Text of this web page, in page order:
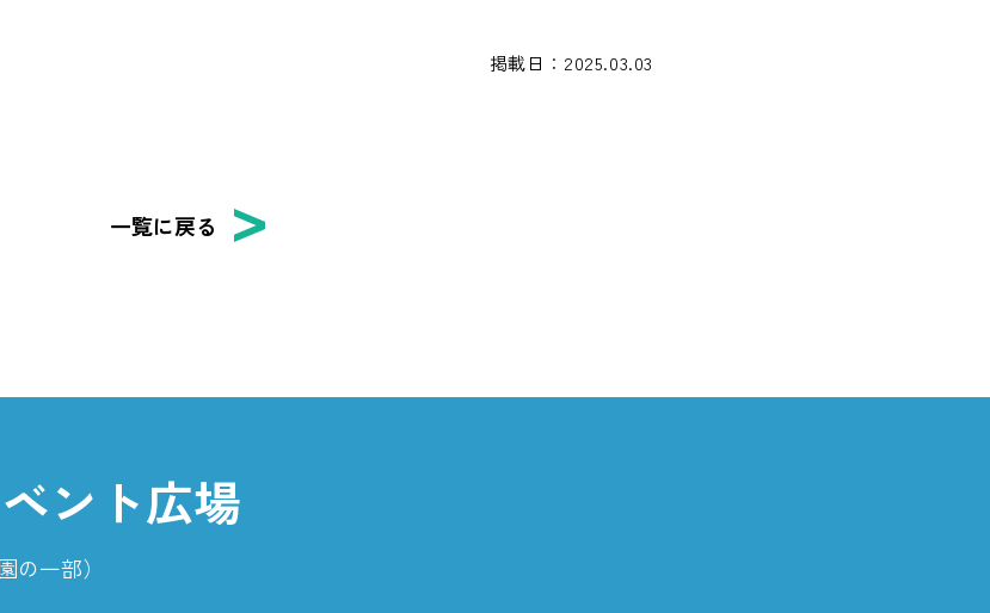
掲載日：2025.03.03
一覧に戻る
ント広場
一部）